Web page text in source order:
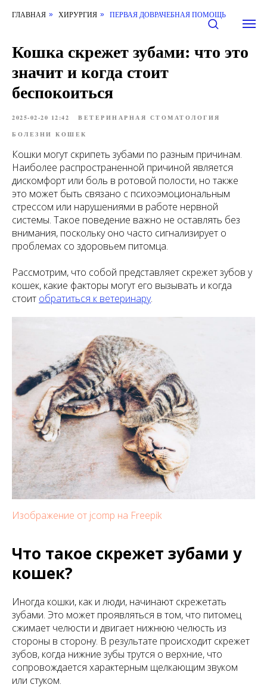
ГЛАВНАЯ » ХИРУРГИЯ » ПЕРВАЯ ДОВРАЧЕБНАЯ ПОМОЩЬ
Кошка скрежет зубами: что это
значит и когда стоит
беспокоиться
2025-02-20 12:42
ВЕТЕРИНАРНАЯ СТОМАТОЛОГИЯ
БОЛЕЗНИ КОШЕК
Кошки могут скрипеть зубами по разным причинам.
Наиболее распространенной причиной является
дискомфорт или боль в ротовой полости, но также
это может быть связано с психоэмоциональным
стрессом или нарушениями в работе нервной
системы. Такое поведение важно не оставлять без
внимания, поскольку оно часто сигнализирует о
проблемах со здоровьем питомца.
Рассмотрим, что собой представляет скрежет зубов у
кошек, какие факторы могут его вызывать и когда
стоит обратиться к ветеринару.
Изображение от jcomp на Freepik
Что такое скрежет зубами у
кошек?
Иногда кошки, как и люди, начинают скрежетать
зубами. Это может проявляться в том, что питомец
сжимает челюсти и двигает нижнюю челюсть из
стороны в сторону. В результате происходит скрежет
зубов, когда нижние зубы трутся о верхние, что
сопровождается характерным щелкающим звуком
или стуком.